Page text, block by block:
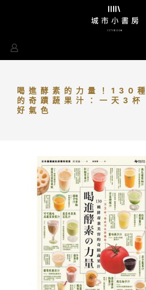
喝進酵素的力量！130
的奇蹟蔬果汁：一天3杯
好氣色